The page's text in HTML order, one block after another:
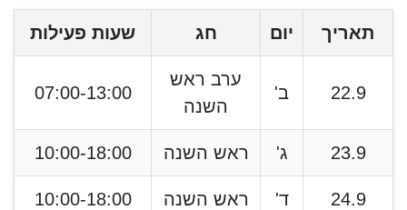
תאריך יום חג שעות פעילות
22.9 ב'
ערב ראש
השנה
07:00-13:00
23.9 ג' ראש השנה 10:00-18:00
24.9 ד' ראש השנה 10:00-18:00